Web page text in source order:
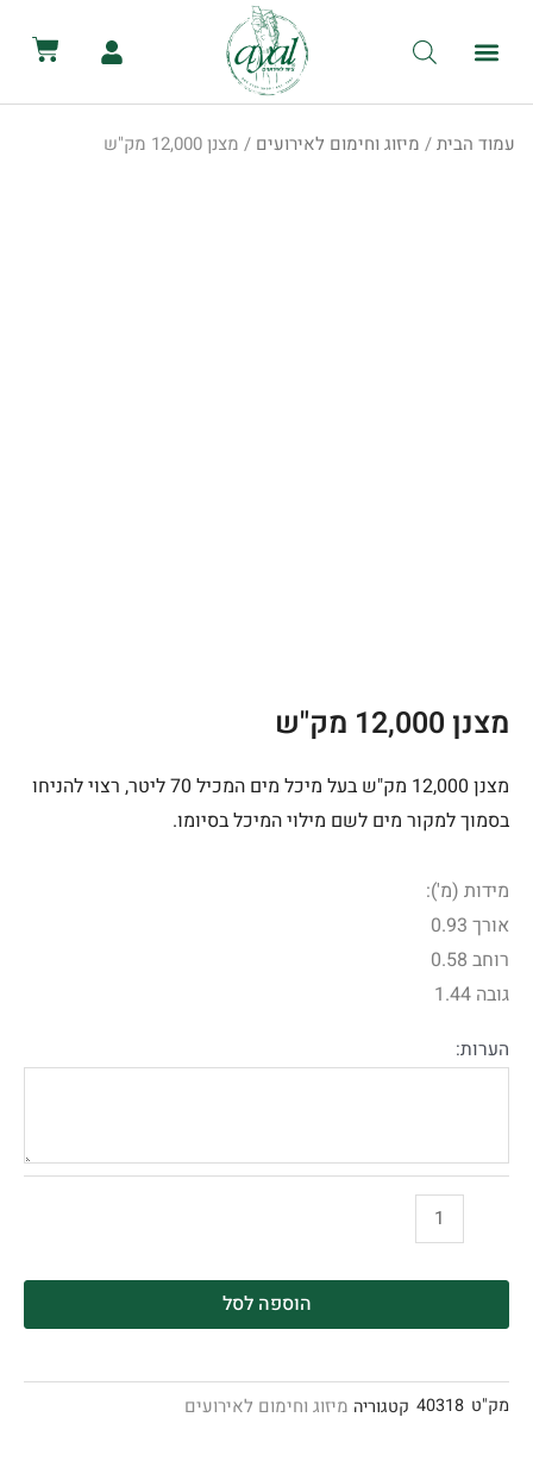
מצנן 12,000 מק"ש
מצנן 12,000 מק"ש בעל מיכל מים המכיל 70 ליטר, רצוי להניחו
בסמוך למקור מים לשם מילוי המיכל בסיומו.
מידות (מ'):
אורך 0.93
רוחב 0.58
גובה 1.44
הערות:
הוספה לסל
מק"ט 40318 קטגוריה מיזוג וחימום לאירועים
עמוד הבית/ מיזוג וחימום לאירועים / מצנן 12,000 מק"ש